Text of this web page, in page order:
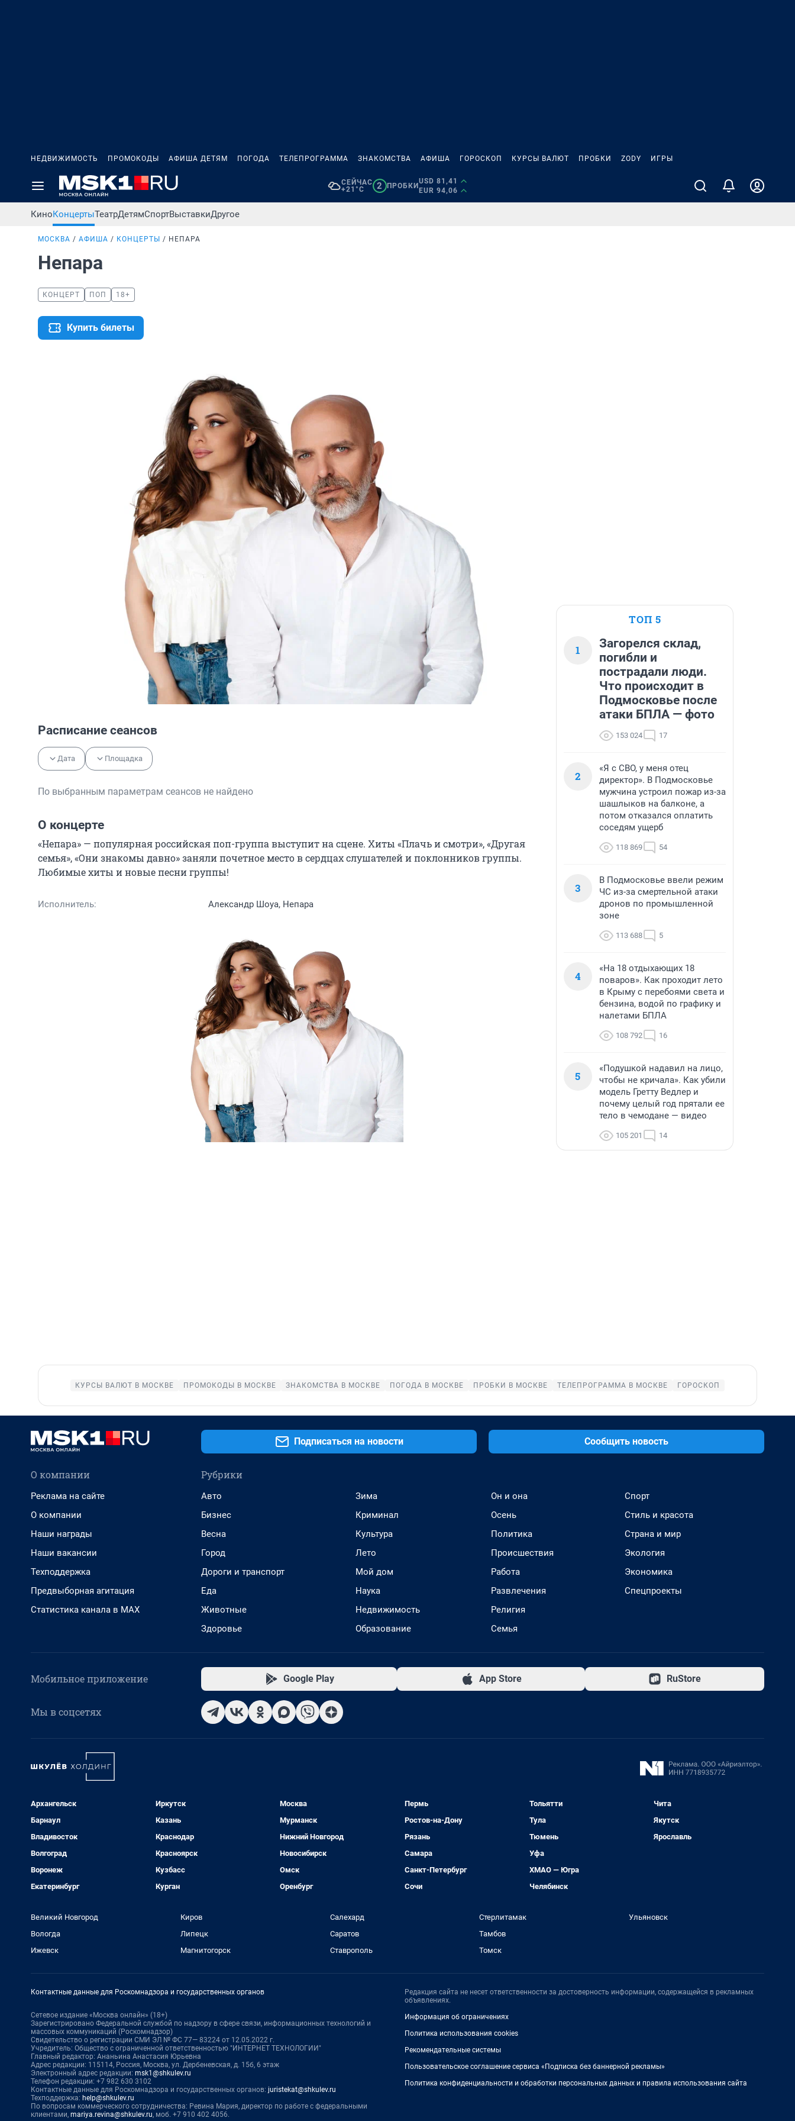
НЕДВИЖИМОСТЬ ПРОМОКОДЫ АФИША ДЕТЯМ ПОГОДА ТЕЛЕПРОГРАММА ЗНАКОМСТВА АФИША ГОРОСКОП КУРСЫ ВАЛЮТ ПРОБКИ ZODY ИГРЫ
СЕЙЧАС
+21°C
2 ПРОБКИ
USD 81,41
EUR 94,06
КиноКонцертыТеатрДетямСпортВыставкиДругое
МОСКВА АФИША КОНЦЕРТЫ НЕПАРА
Непара
КОНЦЕРТ ПОП 18+
Купить билеты
Расписание сеансов
Дата Площадка
По выбранным параметрам сеансов не найдено
О концерте
«Непара» — популярная российская поп-группа выступит на сцене. Хиты «Плачь и смотри», «Другая
семья», «Они знакомы давно» заняли почетное место в сердцах слушателей и поклонников группы.
Любимые хиты и новые песни группы!
Исполнитель: Александр Шоуа, Непара
ТОП 5
1
Загорелся склад,
погибли и
пострадали люди.
Что происходит в
Подмосковье после
атаки БПЛА — фото
153 024 17
2
«Я с СВО, у меня отец
директор». В Подмосковье
мужчина устроил пожар из-за
шашлыков на балконе, а
потом отказался оплатить
соседям ущерб
118 869 54
3
В Подмосковье ввели режим
ЧС из-за смертельной атаки
дронов по промышленной
зоне
113 688 5
4
«На 18 отдыхающих 18
поваров». Как проходит лето
в Крыму с перебоями света и
бензина, водой по графику и
налетами БПЛА
108 792 16
5
«Подушкой надавил на лицо,
чтобы не кричала». Как убили
модель Гретту Ведлер и
почему целый год прятали ее
тело в чемодане — видео
105 201 14
КУРСЫ ВАЛЮТ В МОСКВЕ ПРОМОКОДЫ В МОСКВЕ ЗНАКОМСТВА В МОСКВЕ ПОГОДА В МОСКВЕ ПРОБКИ В МОСКВЕ ТЕЛЕПРОГРАММА В МОСКВЕ ГОРОСКОП
Подписаться на новости Сообщить новость
О компании
Реклама на сайте
О компании
Наши награды
Наши вакансии
Техподдержка
Предвыборная агитация
Статистика канала в MAX
Рубрики
Авто
Бизнес
Весна
Город
Дороги и транспорт
Еда
Животные
Здоровье
Зима
Криминал
Культура
Лето
Мой дом
Наука
Недвижимость
Образование
Он и она
Осень
Политика
Происшествия
Работа
Развлечения
Религия
Семья
Спорт
Стиль и красота
Страна и мир
Экология
Экономика
Спецпроекты
Мобильное приложение Google Play App Store RuStore
Мы в соцсетях
Архангельск
Барнаул
Владивосток
Волгоград
Воронеж
Екатеринбург
Иркутск
Казань
Краснодар
Красноярск
Кузбасс
Курган
Москва
Мурманск
Нижний Новгород
Новосибирск
Омск
Оренбург
Пермь
Ростов-на-Дону
Рязань
Самара
Санкт-Петербург
Сочи
Тольятти
Тула
Тюмень
Уфа
ХМАО — Югра
Челябинск
Чита
Якутск
Ярославль
Великий Новгород
Вологда
Ижевск
Киров
Липецк
Магнитогорск
Салехард
Саратов
Ставрополь
Стерлитамак
Тамбов
Томск
Ульяновск
Контактные данные для Роскомнадзора и государственных органов
Сетевое издание «Москва онлайн» (18+)
Зарегистрировано Федеральной службой по надзору в сфере связи, информационных технологий и
массовых коммуникаций (Роскомнадзор)
Свидетельство о регистрации СМИ ЭЛ № ФС 77— 83224 от 12.05.2022 г.
Учредитель: Общество с ограниченной ответственностью "ИНТЕРНЕТ ТЕХНОЛОГИИ"
Главный редактор: Ананьина Анастасия Юрьевна
Адрес редакции: 115114, Россия, Москва, ул. Дербеневская, д. 15б, 6 этаж
Электронный адрес редакции: msk1@shkulev.ru
Телефон редакции: +7 982 630 3102
Контактные данные для Роскомнадзора и государственных органов: juristekat@shkulev.ru
Техподдержка: help@shkulev.ru
По вопросам коммерческого сотрудничества: Ревина Мария, директор по работе с федеральными
клиентами, mariya.revina@shkulev.ru, моб. +7 910 402 4056.
Редакция сайта не несет ответственности за достоверность информации, содержащейся в рекламных
объявлениях.
Информация об ограничениях
Политика использования cookies
Рекомендательные системы
Пользовательское соглашение сервиса «Подписка без баннерной рекламы»
Политика конфиденциальности и обработки персональных данных и правила использования сайта